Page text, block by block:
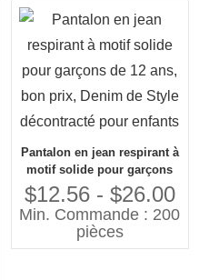
Pantalon en jean respirant à
motif solide pour garçons
de 12 ans, bon prix, Denim
de Style décontracté pour
enfants
$12.56 - $26.00
Min. Commande : 200
pièces